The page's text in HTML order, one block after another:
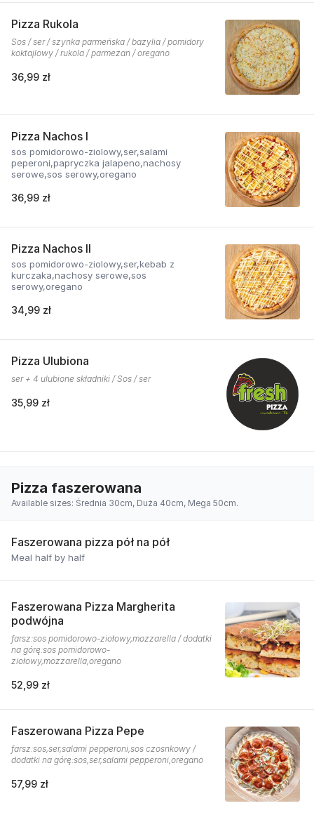
Pizza Rukola
Sos / ser / szynka parmeńska / bazylia / pomidory
koktajlowy / rukola / parmezan / oregano
36,99 zł
Pizza Nachos I
sos pomidorowo-ziolowy,ser,salami
peperoni,papryczka jalapeno,nachosy
serowe,sos serowy,oregano
36,99 zł
Pizza Nachos II
sos pomidorowo-ziolowy,ser,kebab z
kurczaka,nachosy serowe,sos
serowy,oregano
34,99 zł
Pizza Ulubiona
ser + 4 ulubione składniki / Sos / ser
35,99 zł
Pizza faszerowana
Available sizes: Średnia 30cm, Duża 40cm, Mega 50cm.
Faszerowana pizza pół na pół
Meal half by half
Faszerowana Pizza Margherita
podwójna
farsz:sos pomidorowo-ziołowy,mozzarella / dodatki
na górę:sos pomidorowo-
ziołowy,mozzarella,oregano
52,99 zł
Faszerowana Pizza Pepe
farsz:sos,ser,salami pepperoni,sos czosnkowy /
dodatki na górę:sos,ser,salami pepperoni,oregano
57,99 zł